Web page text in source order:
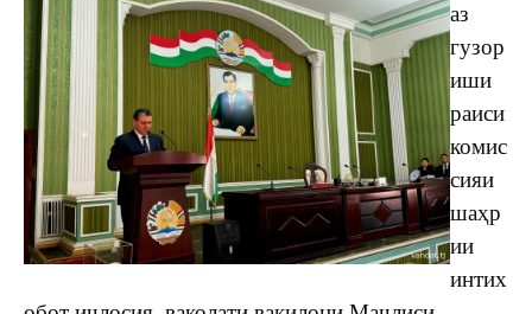
аз
гузор
иши
раиси
комис
сияи
шаҳр
ии
интих